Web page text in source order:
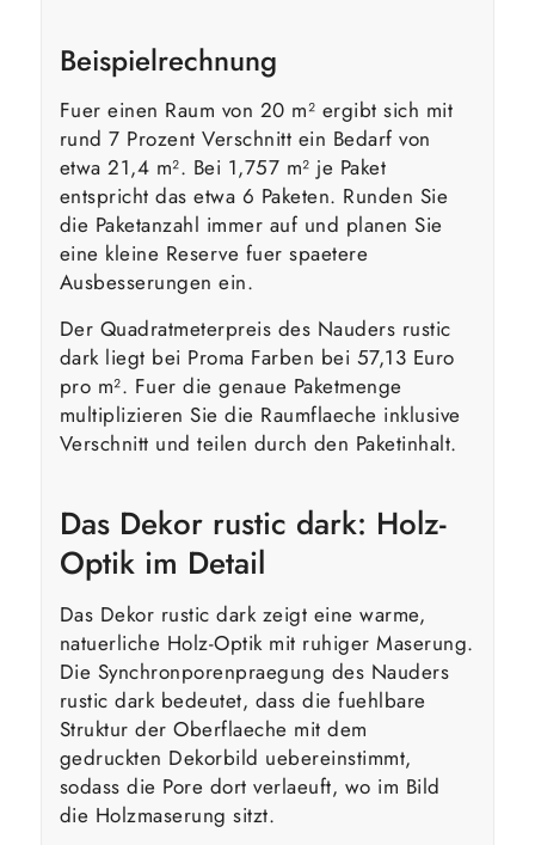
Beispielrechnung
Fuer einen Raum von 20 m² ergibt sich mit
rund 7 Prozent Verschnitt ein Bedarf von
etwa 21,4 m². Bei 1,757 m² je Paket
entspricht das etwa 6 Paketen. Runden Sie
die Paketanzahl immer auf und planen Sie
eine kleine Reserve fuer spaetere
Ausbesserungen ein.
Der Quadratmeterpreis des Nauders rustic
dark liegt bei Proma Farben bei 57,13 Euro
pro m². Fuer die genaue Paketmenge
multiplizieren Sie die Raumflaeche inklusive
Verschnitt und teilen durch den Paketinhalt.
Das Dekor rustic dark: Holz-
Optik im Detail
Das Dekor rustic dark zeigt eine warme,
natuerliche Holz-Optik mit ruhiger Maserung.
Die Synchronporenpraegung des Nauders
rustic dark bedeutet, dass die fuehlbare
Struktur der Oberflaeche mit dem
gedruckten Dekorbild uebereinstimmt,
sodass die Pore dort verlaeuft, wo im Bild
die Holzmaserung sitzt.